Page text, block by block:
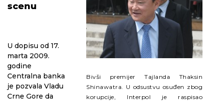
Bivši premijer Tajlanda Thaksin
Shinawatra. U odsustvu osuđen zbog
korupcije, Interpol je raspisao
scenu
U dopisu od 17.
marta 2009.
godine
Centralna banka
je pozvala Vladu
Crne Gore da